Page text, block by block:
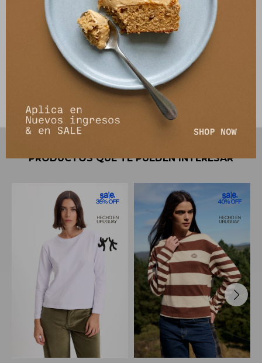
Ver opciones de pago y planes de cuotas
Cambios y Devoluciones
PRODUCTOS QUE TE PUEDEN INTERESAR